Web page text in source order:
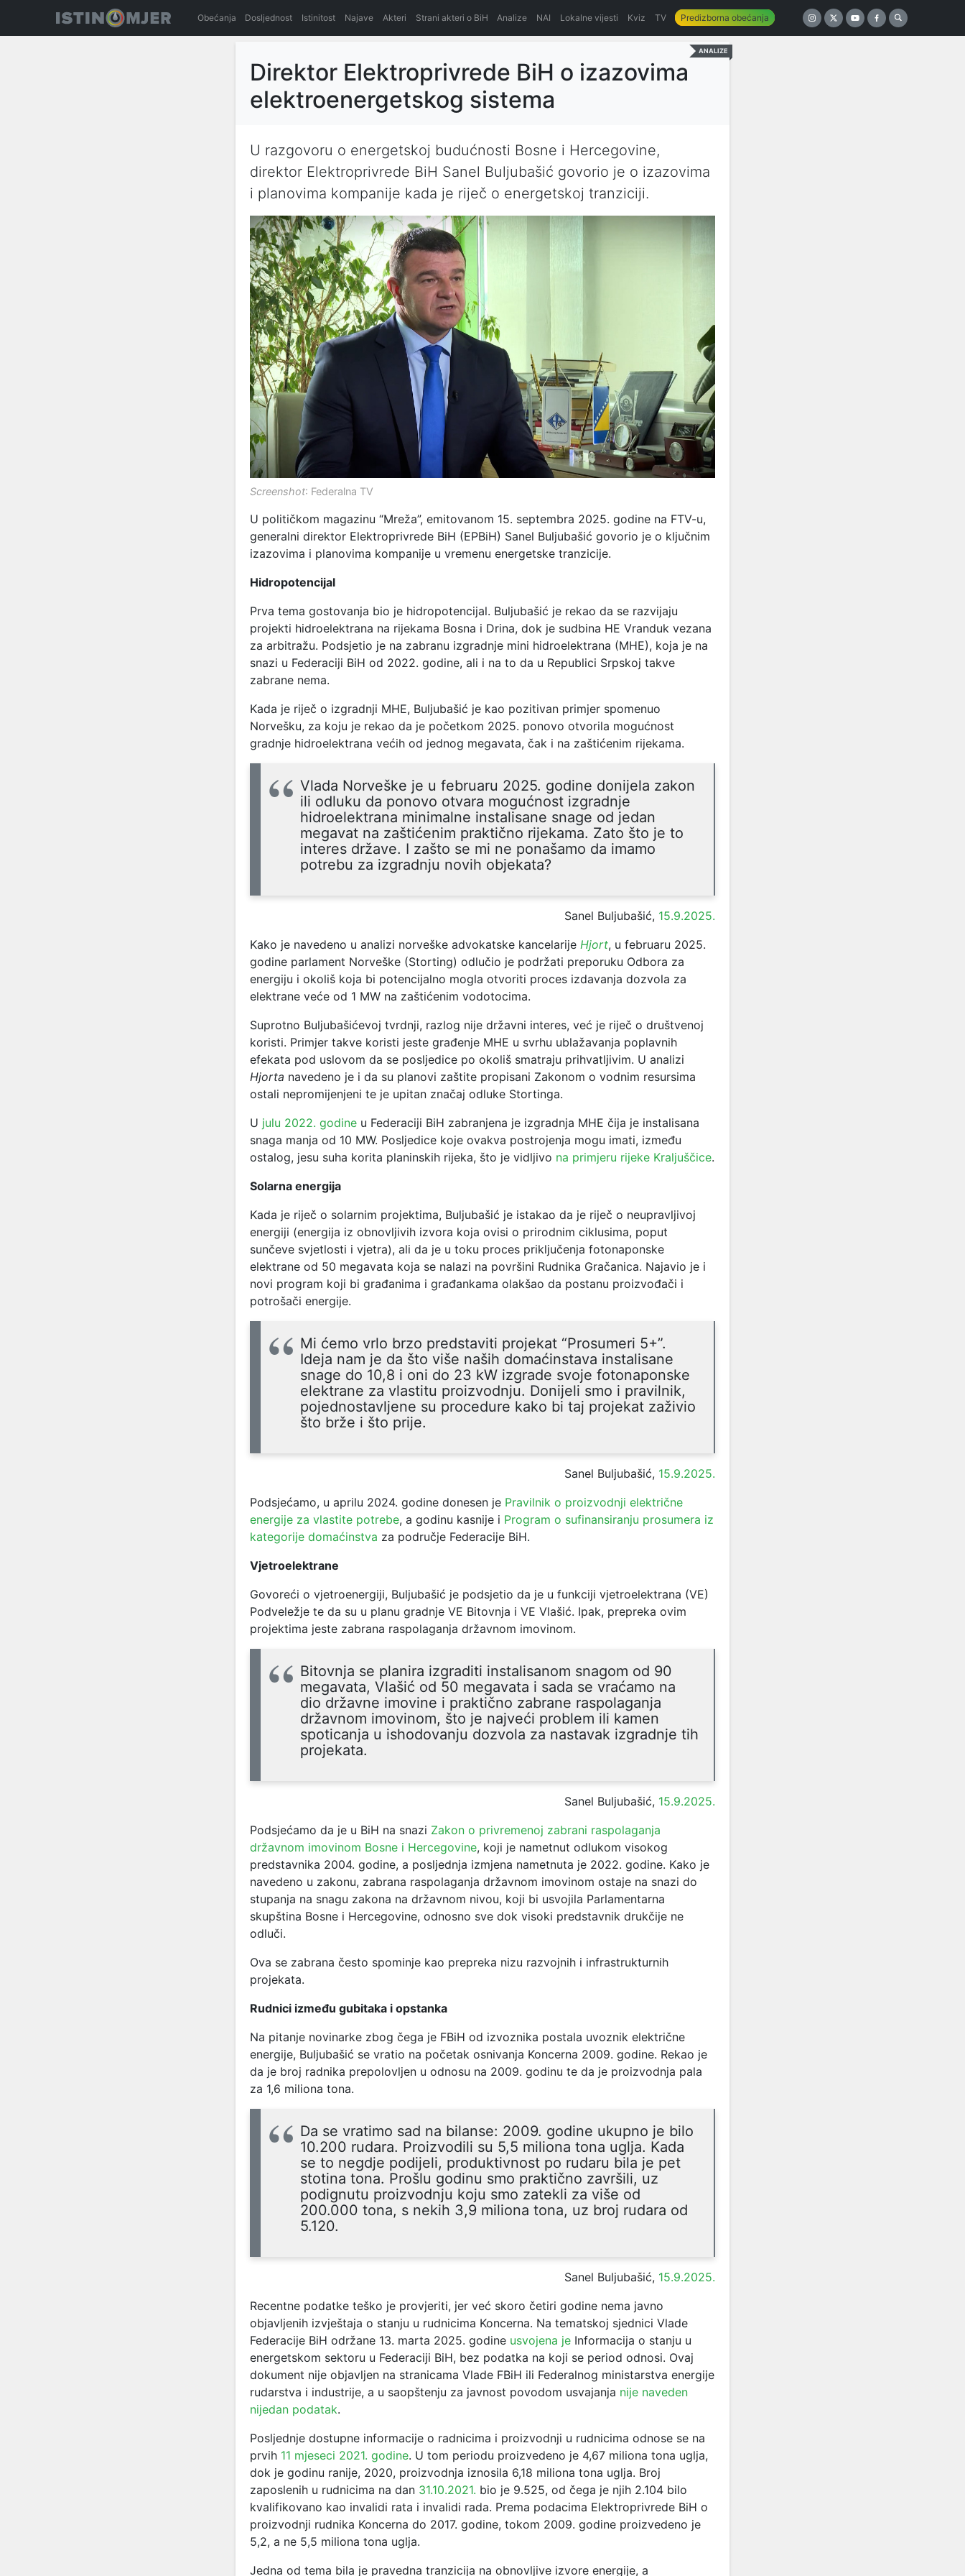
Obećanja Dosljednost Istinitost Najave Akteri Strani akteri o BiH Analize NAI Lokalne vijesti Kviz TV Predizborna obećanja
ANALIZE
Direktor Elektroprivrede BiH o izazovima
elektroenergetskog sistema
U razgovoru o energetskoj budućnosti Bosne i Hercegovine,
direktor Elektroprivrede BiH Sanel Buljubašić govorio je o izazovima
i planovima kompanije kada je riječ o energetskoj tranziciji.
Screenshot: Federalna TV
U političkom magazinu “Mreža”, emitovanom 15. septembra 2025. godine na FTV-u,
generalni direktor Elektroprivrede BiH (EPBiH) Sanel Buljubašić govorio je o ključnim
izazovima i planovima kompanije u vremenu energetske tranzicije.
Hidropotencijal
Prva tema gostovanja bio je hidropotencijal. Buljubašić je rekao da se razvijaju
projekti hidroelektrana na rijekama Bosna i Drina, dok je sudbina HE Vranduk vezana
za arbitražu. Podsjetio je na zabranu izgradnje mini hidroelektrana (MHE), koja je na
snazi u Federaciji BiH od 2022. godine, ali i na to da u Republici Srpskoj takve
zabrane nema.
Kada je riječ o izgradnji MHE, Buljubašić je kao pozitivan primjer spomenuo
Norvešku, za koju je rekao da je početkom 2025. ponovo otvorila mogućnost
gradnje hidroelektrana većih od jednog megavata, čak i na zaštićenim rijekama.
Vlada Norveške je u februaru 2025. godine donijela zakon
ili odluku da ponovo otvara mogućnost izgradnje
hidroelektrana minimalne instalisane snage od jedan
megavat na zaštićenim praktično rijekama. Zato što je to
interes države. I zašto se mi ne ponašamo da imamo
potrebu za izgradnju novih objekata?
Sanel Buljubašić, 15.9.2025.
Kako je navedeno u analizi norveške advokatske kancelarije Hjort, u februaru 2025.
godine parlament Norveške (Storting) odlučio je podržati preporuku Odbora za
energiju i okoliš koja bi potencijalno mogla otvoriti proces izdavanja dozvola za
elektrane veće od 1 MW na zaštićenim vodotocima.
Suprotno Buljubašićevoj tvrdnji, razlog nije državni interes, već je riječ o društvenoj
koristi. Primjer takve koristi jeste građenje MHE u svrhu ublažavanja poplavnih
efekata pod uslovom da se posljedice po okoliš smatraju prihvatljivim. U analizi
Hjorta navedeno je i da su planovi zaštite propisani Zakonom o vodnim resursima
ostali nepromijenjeni te je upitan značaj odluke Stortinga.
U julu 2022. godine u Federaciji BiH zabranjena je izgradnja MHE čija je instalisana
snaga manja od 10 MW. Posljedice koje ovakva postrojenja mogu imati, između
ostalog, jesu suha korita planinskih rijeka, što je vidljivo na primjeru rijeke Kraljuščice.
Solarna energija
Kada je riječ o solarnim projektima, Buljubašić je istakao da je riječ o neupravljivoj
energiji (energija iz obnovljivih izvora koja ovisi o prirodnim ciklusima, poput
sunčeve svjetlosti i vjetra), ali da je u toku proces priključenja fotonaponske
elektrane od 50 megavata koja se nalazi na površini Rudnika Gračanica. Najavio je i
novi program koji bi građanima i građankama olakšao da postanu proizvođači i
potrošači energije.
Mi ćemo vrlo brzo predstaviti projekat “Prosumeri 5+”.
Ideja nam je da što više naših domaćinstava instalisane
snage do 10,8 i oni do 23 kW izgrade svoje fotonaponske
elektrane za vlastitu proizvodnju. Donijeli smo i pravilnik,
pojednostavljene su procedure kako bi taj projekat zaživio
što brže i što prije.
Sanel Buljubašić, 15.9.2025.
Podsjećamo, u aprilu 2024. godine donesen je Pravilnik o proizvodnji električne
energije za vlastite potrebe, a godinu kasnije i Program o sufinansiranju prosumera iz
kategorije domaćinstva za područje Federacije BiH.
Vjetroelektrane
Govoreći o vjetroenergiji, Buljubašić je podsjetio da je u funkciji vjetroelektrana (VE)
Podveležje te da su u planu gradnje VE Bitovnja i VE Vlašić. Ipak, prepreka ovim
projektima jeste zabrana raspolaganja državnom imovinom.
Bitovnja se planira izgraditi instalisanom snagom od 90
megavata, Vlašić od 50 megavata i sada se vraćamo na
dio državne imovine i praktično zabrane raspolaganja
državnom imovinom, što je najveći problem ili kamen
spoticanja u ishodovanju dozvola za nastavak izgradnje tih
projekata.
Sanel Buljubašić, 15.9.2025.
Podsjećamo da je u BiH na snazi Zakon o privremenoj zabrani raspolaganja
državnom imovinom Bosne i Hercegovine, koji je nametnut odlukom visokog
predstavnika 2004. godine, a posljednja izmjena nametnuta je 2022. godine. Kako je
navedeno u zakonu, zabrana raspolaganja državnom imovinom ostaje na snazi do
stupanja na snagu zakona na državnom nivou, koji bi usvojila Parlamentarna
skupština Bosne i Hercegovine, odnosno sve dok visoki predstavnik drukčije ne
odluči.
Ova se zabrana često spominje kao prepreka nizu razvojnih i infrastrukturnih
projekata.
Rudnici između gubitaka i opstanka
Na pitanje novinarke zbog čega je FBiH od izvoznika postala uvoznik električne
energije, Buljubašić se vratio na početak osnivanja Koncerna 2009. godine. Rekao je
da je broj radnika prepolovljen u odnosu na 2009. godinu te da je proizvodnja pala
za 1,6 miliona tona.
Da se vratimo sad na bilanse: 2009. godine ukupno je bilo
10.200 rudara. Proizvodili su 5,5 miliona tona uglja. Kada
se to negdje podijeli, produktivnost po rudaru bila je pet
stotina tona. Prošlu godinu smo praktično završili, uz
podignutu proizvodnju koju smo zatekli za više od
200.000 tona, s nekih 3,9 miliona tona, uz broj rudara od
5.120.
Sanel Buljubašić, 15.9.2025.
Recentne podatke teško je provjeriti, jer već skoro četiri godine nema javno
objavljenih izvještaja o stanju u rudnicima Koncerna. Na tematskoj sjednici Vlade
Federacije BiH održane 13. marta 2025. godine usvojena je Informacija o stanju u
energetskom sektoru u Federaciji BiH, bez podatka na koji se period odnosi. Ovaj
dokument nije objavljen na stranicama Vlade FBiH ili Federalnog ministarstva energije
rudarstva i industrije, a u saopštenju za javnost povodom usvajanja nije naveden
nijedan podatak.
Posljednje dostupne informacije o radnicima i proizvodnji u rudnicima odnose se na
prvih 11 mjeseci 2021. godine. U tom periodu proizvedeno je 4,67 miliona tona uglja,
dok je godinu ranije, 2020, proizvodnja iznosila 6,18 miliona tona uglja. Broj
zaposlenih u rudnicima na dan 31.10.2021. bio je 9.525, od čega je njih 2.104 bilo
kvalifikovano kao invalidi rata i invalidi rada. Prema podacima Elektroprivrede BiH o
proizvodnji rudnika Koncerna do 2017. godine, tokom 2009. godine proizvedeno je
5,2, a ne 5,5 miliona tona uglja.
Jedna od tema bila je pravedna tranzicija na obnovljive izvore energije, a